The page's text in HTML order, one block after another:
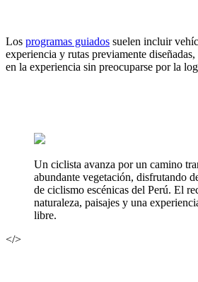
Los programas guiados suelen incluir
experiencia y rutas previamente
en la experiencia sin preocuparse por la
Un ciclista avanza por un camino
abundante vegetación, disfrutando
de ciclismo escénicas del Perú. El
naturaleza, paisajes y una
libre.
</>